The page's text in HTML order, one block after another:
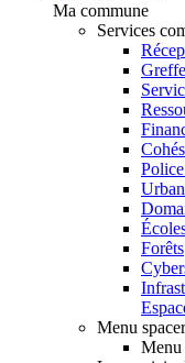
Ma commune
Services
Forêts
Menu spacer
Menu